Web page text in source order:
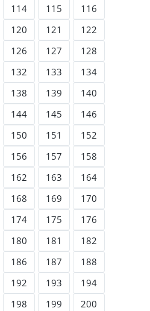
114 115
116
120 121
122
126 127
128
132 133
134
138 139
140
144 145
146
150 151
152
156 157
158
162 163
164
168 169
170
174 175
176
180 181
182
186 187
188
192 193
194
198 199
200